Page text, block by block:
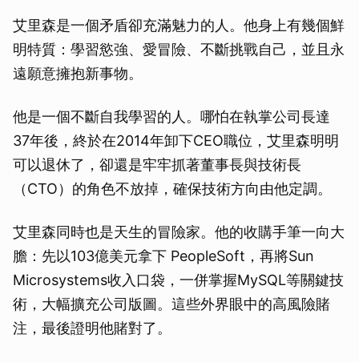
艾里森是一個矛盾卻充滿魅力的人。他身上有幾個鮮
明特質：學習慾強、愛冒險、不斷挑戰自己，並且永
遠願意擁抱新事物。
他是一個不斷自我學習的人。哪怕在執掌公司長達
37年後，終於在2014年卸下CEO職位，艾里森明明
可以退休了，卻還是牢牢抓著董事長與技術長
（CTO）的角色不放掉，確保技術方向由他定調。
艾里森同時也是天生的冒險家。他的收購手筆一向大
膽：先以103億美元拿下 PeopleSoft，再將Sun
Microsystems收入口袋，一併掌握MySQL等關鍵技
術，大幅擴充公司版圖。這些外界眼中的高風險賭
注，最後證明他賭對了。